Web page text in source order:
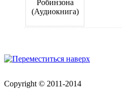
Copyright © 2011-2014